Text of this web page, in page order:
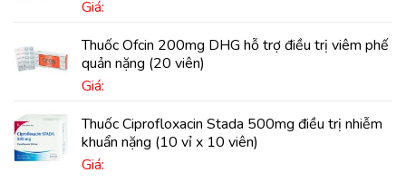
Giá:
Thuốc Ofcin 200mg DHG hỗ trợ điều trị viêm phế
quản nặng (20 viên)
Giá:
Thuốc Ciprofloxacin Stada 500mg điều trị nhiễm
khuẩn nặng (10 vỉ x 10 viên)
Giá: